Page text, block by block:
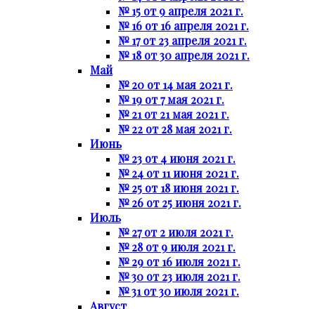
№ 15 от 9 апреля 2021 г.
№ 16 от 16 апреля 2021 г.
№ 17 от 23 апреля 2021 г.
№ 18 от 30 апреля 2021 г.
Май
№ 20 от 14 мая 2021 г.
№ 19 от 7 мая 2021 г.
№ 21 от 21 мая 2021 г.
№ 22 от 28 мая 2021 г.
Июнь
№ 23 от 4 июня 2021 г.
№ 24 от 11 июня 2021 г.
№ 25 от 18 июня 2021 г.
№ 26 от 25 июня 2021 г.
Июль
№ 27 от 2 июля 2021 г.
№ 28 от 9 июля 2021 г.
№ 29 от 16 июля 2021 г.
№ 30 от 23 июля 2021 г.
№ 31 от 30 июля 2021 г.
Август